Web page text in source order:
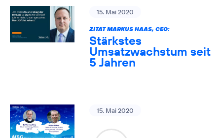
15. Mai 2020
ZITAT MARKUS HAAS, CEO:
Stärkstes
Umsatzwachstum seit
5 Jahren
15. Mai 2020